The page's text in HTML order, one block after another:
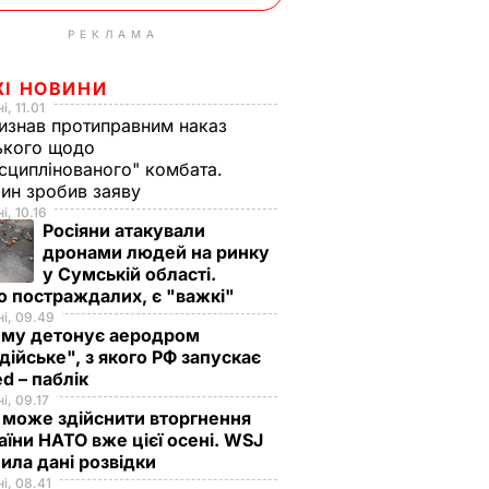
РЕКЛАМА
НОВИНИ
11.01
протиправним наказ
щодо
комбата.
зробив заяву
10.16
Росіяни атакували
дронами людей на ринку
у Сумській області.
постраждалих, є "важкі"
09.49
детонує аеродром
з якого РФ запускає
– паблік
09.17
може здійснити вторгнення
НАТО вже цієї осені. WSJ
дані розвідки
08.41